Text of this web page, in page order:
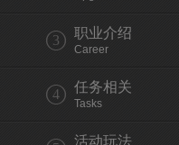
职业介绍
Career
3
任务相关
Tasks
4
活动玩法